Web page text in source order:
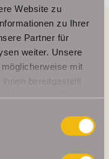
Website zu
zu Ihrer
Partner für
weiter. Unsere
mit
bereitgestellt
Nutzung der Dienste